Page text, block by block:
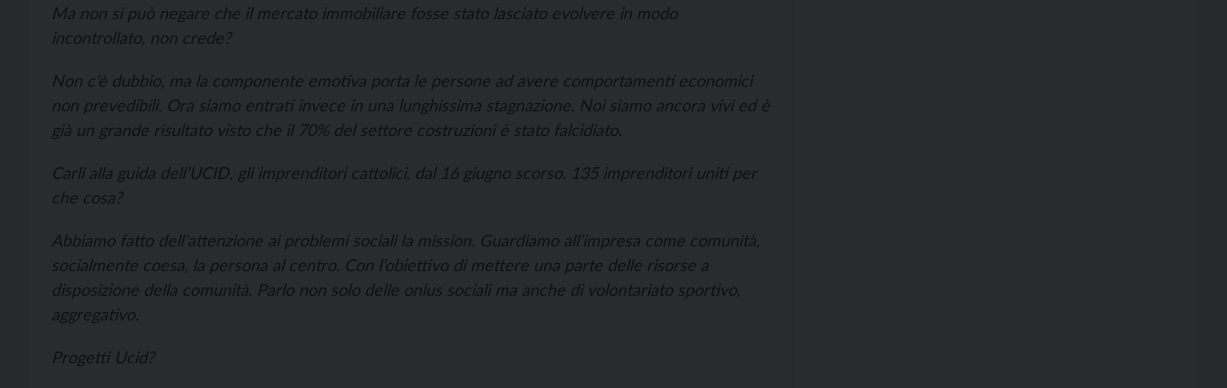
Ma non si può negare che il mercato immobiliare fosse stato lasciato evolvere in modo
incontrollato, non crede?
Non c’è dubbio, ma la componente emotiva porta le persone ad avere comportamenti economici
non prevedibili. Ora siamo entrati invece in una lunghissima stagnazione. Noi siamo ancora vivi ed è
già un grande risultato visto che il 70% del settore costruzioni è stato falcidiato.
Carli alla guida dell’UCID, gli imprenditori cattolici, dal 16 giugno scorso. 135 imprenditori uniti per
che cosa?
Abbiamo fatto dell’attenzione ai problemi sociali la mission. Guardiamo all’impresa come comunità,
socialmente coesa, la persona al centro. Con l’obiettivo di mettere una parte delle risorse a
disposizione della comunità. Parlo non solo delle onlus sociali ma anche di volontariato sportivo,
aggregativo.
Progetti Ucid?